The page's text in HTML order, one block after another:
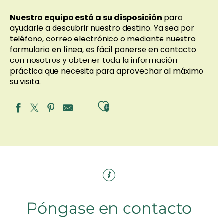
Nuestro equipo está a su disposición para
ayudarle a descubrir nuestro destino. Ya sea por
teléfono, correo electrónico o mediante nuestro
formulario en línea, es fácil ponerse en contacto
con nosotros y obtener toda la información
práctica que necesita para aprovechar al máximo
su visita.
Ajouter aux
Póngase en contacto